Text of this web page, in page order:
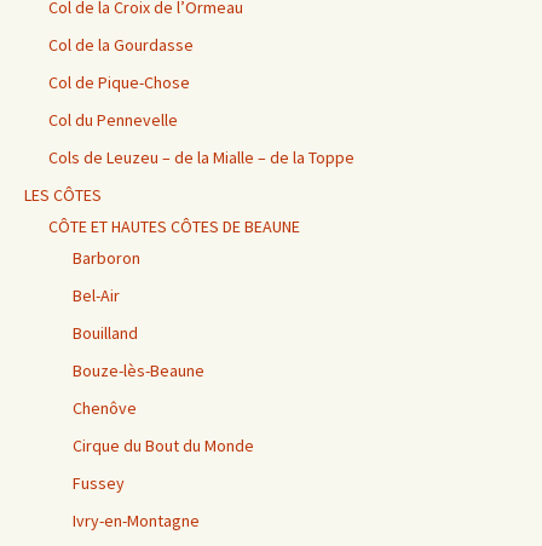
Col de la Croix de l’Ormeau
Col de la Gourdasse
Col de Pique-Chose
Col du Pennevelle
Cols de Leuzeu – de la Mialle – de la Toppe
LES CÔTES
CÔTE ET HAUTES CÔTES DE BEAUNE
Barboron
Bel-Air
Bouilland
Bouze-lès-Beaune
Chenôve
Cirque du Bout du Monde
Fussey
Ivry-en-Montagne